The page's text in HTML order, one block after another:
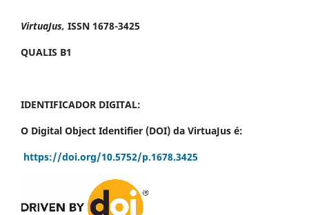
VirtuaJus, ISSN 1678-3425
QUALIS B1
IDENTIFICADOR DIGITAL:
O Digital Object Identifier (DOI) da VirtuaJus é:
https://doi.org/10.5752/p.1678.3425